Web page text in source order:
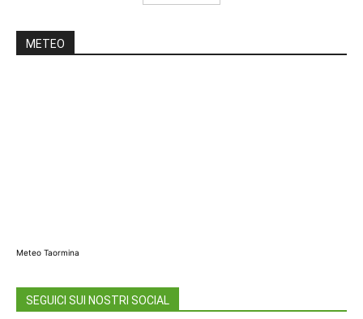
METEO
Meteo Taormina
SEGUICI SUI NOSTRI SOCIAL